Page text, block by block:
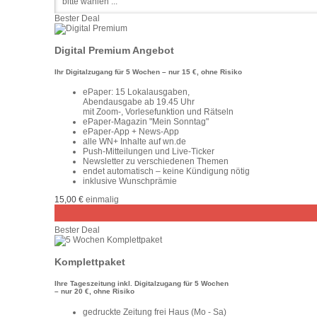
Bester Deal
Digital Premium Angebot
Ihr Digitalzugang für 5 Wochen – nur 15 €, ohne Risiko
ePaper: 15 Lokalausgaben,
Abendausgabe ab 19.45 Uhr
mit Zoom-, Vorlesefunktion und Rätseln
ePaper-Magazin "Mein Sonntag"
ePaper-App + News-App
alle WN+ Inhalte auf wn.de
Push-Mitteilungen und Live-Ticker
Newsletter zu verschiedenen Themen
endet automatisch – keine Kündigung nötig
inklusive Wunschprämie
15,00 € einmalig
Bester Deal
Komplettpaket
Ihre Tageszeitung inkl. Digitalzugang für 5 Wochen
– nur 20 €, ohne Risiko
gedruckte Zeitung frei Haus (Mo - Sa)